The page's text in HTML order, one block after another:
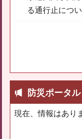
る通行止につ
防災ポータル
現在、情報はあり